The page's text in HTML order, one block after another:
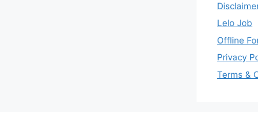
Lelo Job
Offline
Privacy
Terms &